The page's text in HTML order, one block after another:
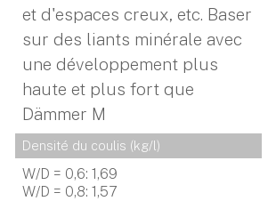
et d'espaces creux, etc. Baser
sur des liants minérale avec
une développement plus
haute et plus fort que
Dämmer M
Densité du coulis (kg/l)
W/D = 0,6: 1,69
W/D = 0,8: 1,57